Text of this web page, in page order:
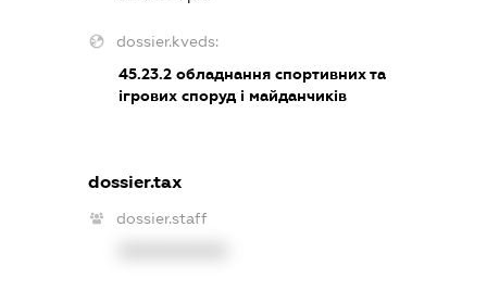
dossier.kveds:
45.23.2обладнання спортивних та
ігрових споруд і майданчиків
dossier.tax
dossier.staff